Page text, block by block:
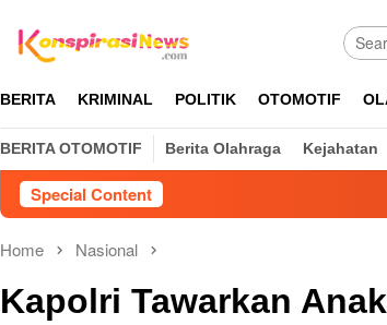
BERITA KRIMINAL POLITIK OTOMOTIF
BERITA OTOMOTIF Berita Olahraga Kejahatan
Special Content
Home Nasional
Kapolri Tawarkan